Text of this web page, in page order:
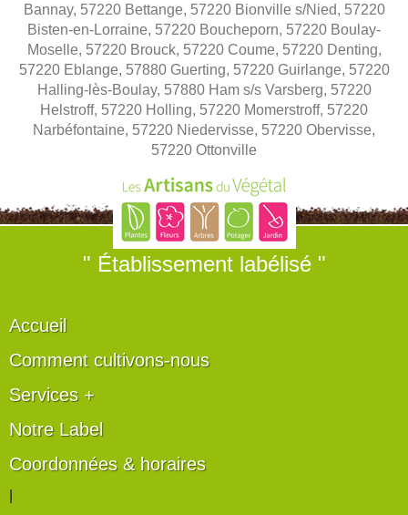
Bannay, 57220 Bettange, 57220 Bionville s/Nied, 57220
Bisten-en-Lorraine, 57220 Boucheporn, 57220 Boulay-
Moselle, 57220 Brouck, 57220 Coume, 57220 Denting,
57220 Eblange, 57880 Guerting, 57220 Guirlange, 57220
Halling-lès-Boulay, 57880 Ham s/s Varsberg, 57220
Helstroff, 57220 Holling, 57220 Momerstroff, 57220
Narbéfontaine, 57220 Niedervisse, 57220 Obervisse,
57220 Ottonville
" Établissement labélisé "
Accueil
Comment cultivons-nous
Services +
Notre Label
Coordonnées & horaires